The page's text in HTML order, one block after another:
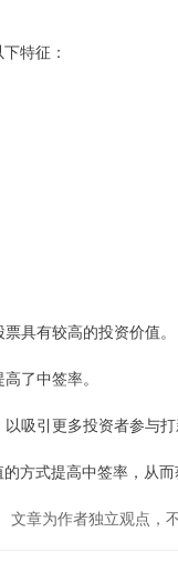
特征：
具有较高的投资价值。
了中签率。
吸引更多投资者参与打
方式提高中签率，从而
文章为作者独立观点，